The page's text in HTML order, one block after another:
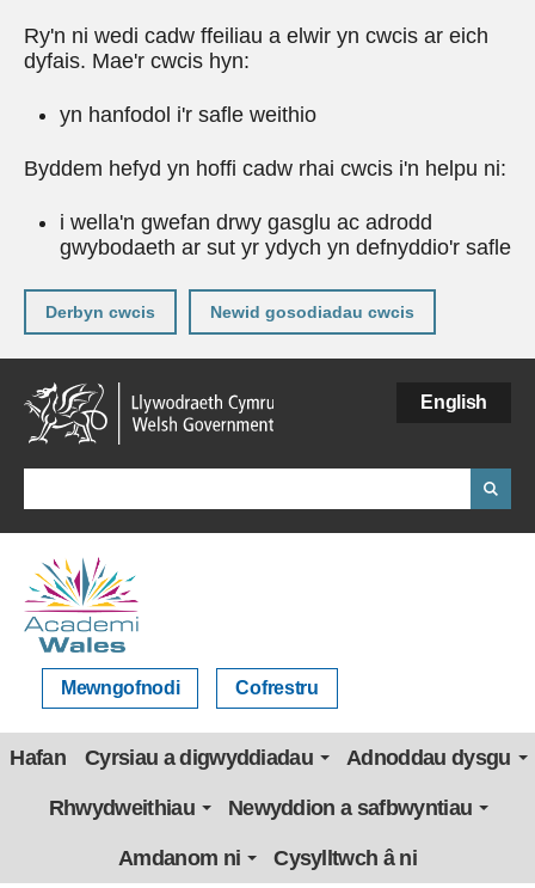
Ry'n ni wedi cadw ffeiliau a elwir yn cwcis ar eich
dyfais. Mae'r cwcis hyn:
yn hanfodol i'r safle weithio
Byddem hefyd yn hoffi cadw rhai cwcis i'n helpu ni:
i wella'n gwefan drwy gasglu ac adrodd
gwybodaeth ar sut yr ydych yn defnyddio'r safle
Derbyn cwcis Newid gosodiadau cwcis
Neidio
i'r
prif
gynnwy
English
Mewngofnodi Cofrestru
Hafan Cyrsiau a digwyddiadau Adnoddau dysgu
Rhwydweithiau Newyddion a safbwyntiau
Amdanom ni Cysylltwch â ni